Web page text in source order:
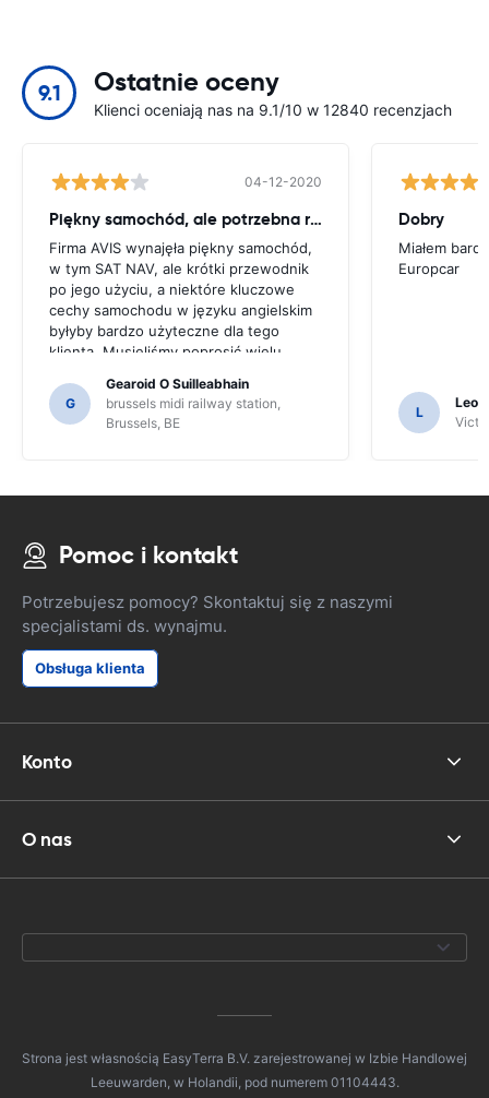
9.1 Ostatnie oceny
Klienci oceniają nas na 9.1/10 w 12840 recenzjach
04-12-2020
Piękny samochód, ale potrzebna rada
Firma AVIS wynajęła piękny samochód,
w tym SAT NAV, ale krótki przewodnik
po jego użyciu, a niektóre kluczowe
cechy samochodu w języku angielskim
byłyby bardzo użyteczne dla tego
klienta. Musieliśmy poprosić wielu
dlatego, że mogliśmy nie zorientować
się w funkcjach SAT NAV.
G
Gearoid O Suilleabhain
brussels midi railway station,
Brussels, BE
Dobry
Miałem
Europcar
L
Pomoc i kontakt
Potrzebujesz pomocy? Skontaktuj się z naszymi
specjalistami ds. wynajmu.
Obsługa klienta
Konto
O nas
Strona jest własnością EasyTerra B.V. zarejestrowanej w Izbie Handlowej
Leeuwarden, w Holandii, pod numerem 01104443.